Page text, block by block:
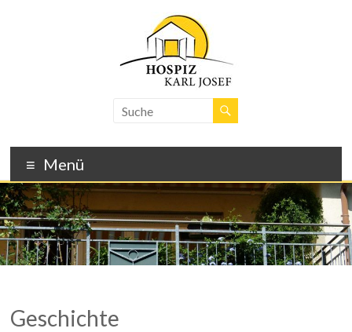
Karl
Josef
–
Freiburg
Menü
Geschichte